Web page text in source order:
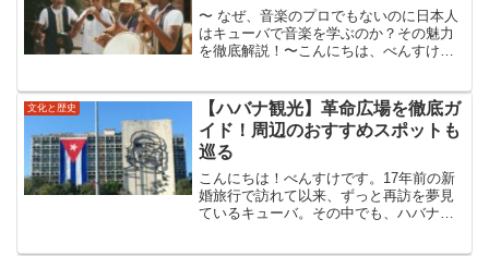
〜 なぜ、音楽のプロでもないのに日本人
はキューバで音楽を学ぶのか？その魅力
を徹底解説！〜こんにちは、べんすけで
巻、そして何よりも情熱的な音楽ではな
いでしょうか。「本場のサ...
文化と歴史
【ハバナ観光】革命広場を徹底ガ
イド！周辺のおすすめスポットも
巡る
こんにちは！べんすけです。17年前の新
婚旅行で訪れて以来、ずっと再訪を夢見
ているキューバ。その中でも、ハバナの